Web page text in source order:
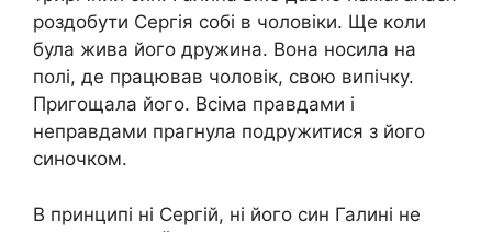
роздобути Сергія собі в чоловіки. Ще коли
була жива його дружина. Вона носила на
полі, де працював чоловік, свою випічку.
Пригощала його. Всіма правдами і
неправдами прагнула подружитися з його
синочком.
В принципі ні Сергій, ні його син Галині не